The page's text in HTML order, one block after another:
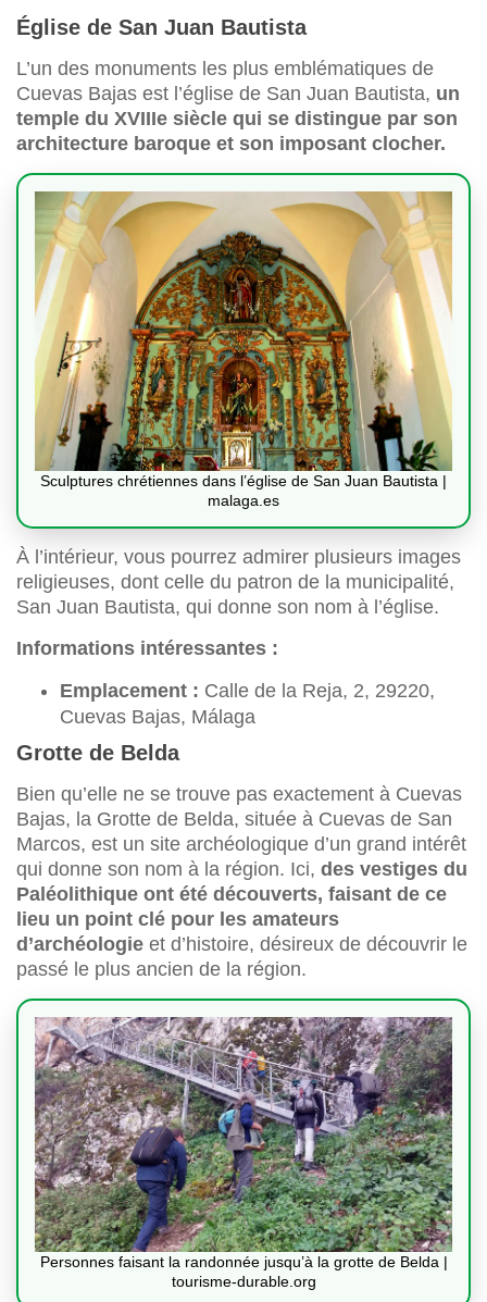
Église de San Juan Bautista
L’un des monuments les plus emblématiques de
Cuevas Bajas est l’église de San Juan Bautista, un
temple du XVIIIe siècle qui se distingue par son
architecture baroque et son imposant clocher.
Sculptures chrétiennes dans l’église de San Juan Bautista |
malaga.es
À l’intérieur, vous pourrez admirer plusieurs images
religieuses, dont celle du patron de la municipalité,
San Juan Bautista, qui donne son nom à l’église.
Informations intéressantes :
Emplacement : Calle de la Reja, 2, 29220,
Cuevas Bajas, Málaga
Grotte de Belda
Bien qu’elle ne se trouve pas exactement à Cuevas
Bajas, la Grotte de Belda, située à Cuevas de San
Marcos, est un site archéologique d’un grand intérêt
qui donne son nom à la région. Ici, des vestiges du
Paléolithique ont été découverts, faisant de ce
lieu un point clé pour les amateurs
d’archéologie et d’histoire, désireux de découvrir le
passé le plus ancien de la région.
Personnes faisant la randonnée jusqu’à la grotte de Belda |
tourisme-durable.org